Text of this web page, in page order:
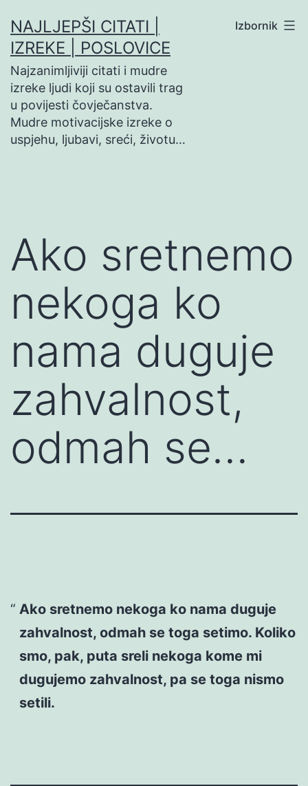
na
sadržaj
NAJLJEPŠI CITATI |
IZREKE | POSLOVICE
Najzanimljiviji citati i mudre
izreke ljudi koji su ostavili trag
u povijesti čovječanstva.
Mudre motivacijske izreke o
uspjehu, ljubavi, sreći, životu…
Izbornik
Ako sretnemo
nekoga ko
nama duguje
zahvalnost,
odmah se…
Ako sretnemo nekoga ko nama duguje
zahvalnost, odmah se toga setimo. Koliko
smo, pak, puta sreli nekoga kome mi
dugujemo zahvalnost, pa se toga nismo
setili.